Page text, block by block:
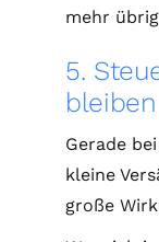
mehr
5.
Gerade
kleine
große